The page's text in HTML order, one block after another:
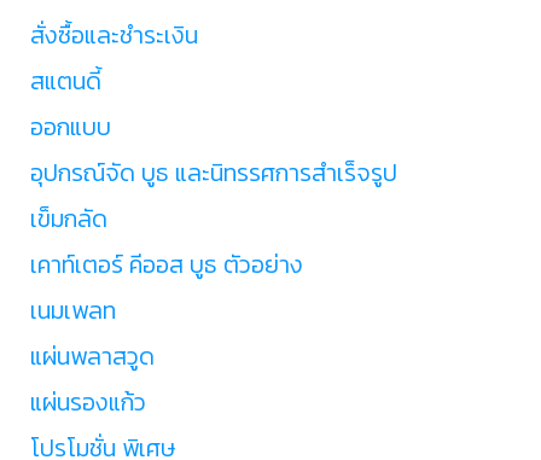
สั่งซื้อและชำระเงิน
สแตนดี้
ออกแบบ
อุปกรณ์จัด บูธ และนิทรรศการสำเร็จรูป
เข็มกลัด
เคาท์เตอร์ คีออส บูธ ตัวอย่าง
เนมเพลท
แผ่นพลาสวูด
แผ่นรองแก้ว
โปรโมชั่น พิเศษ